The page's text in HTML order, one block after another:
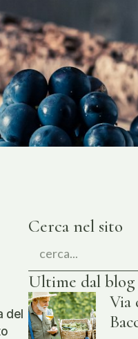
del
Cerca nel sito
Ultime dal blog
Via